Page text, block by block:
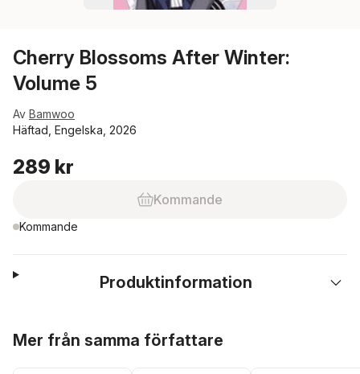
Cherry Blossoms After Winter:
Volume 5
Av Bamwoo
Häftad, Engelska, 2026
289 kr
Kommande
Kommande
Produktinformation
Mer från samma författare